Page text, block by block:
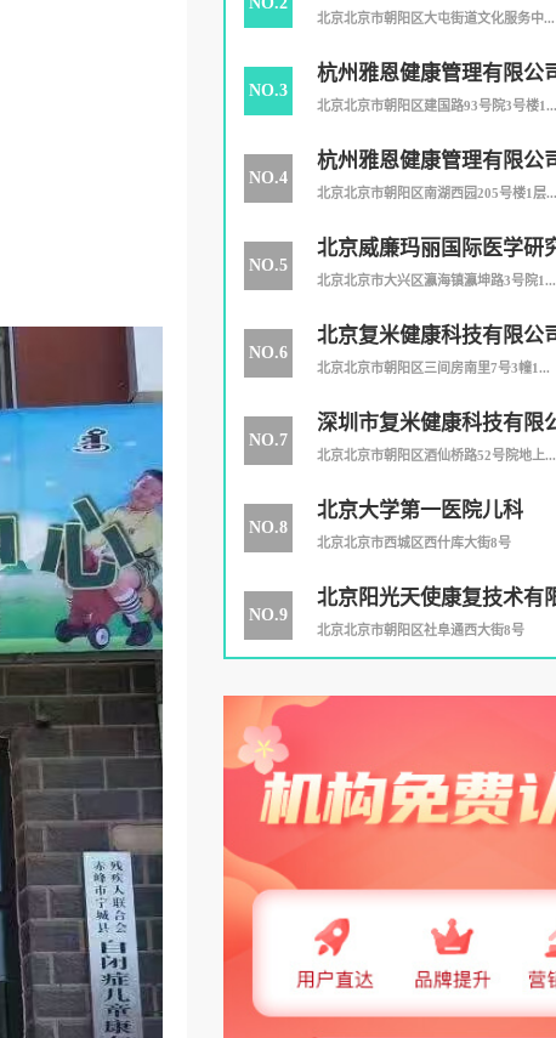
北京北京市朝阳区大屯街道文化服务中...
NO.3
杭州雅恩健康管理有限公
司
北京北京市朝阳区建国路93号院3号楼1...
NO.4
杭州雅恩健康管理有限公
分公司
北京北京市朝阳区南湖西园205号楼1层...
NO.5
北京威廉玛丽国际医学研
北京北京市大兴区瀛海镇瀛坤路3号院1...
NO.6
北京复米健康科技有限公
北京北京市朝阳区三间房南里7号3幢1...
NO.7
深圳市复米健康科技有限
公司
北京北京市朝阳区酒仙桥路52号院地上...
NO.8
北京大学第一医院儿科
北京北京市西城区西什库大街8号
NO.9
北京阳光天使康复技术有
北京北京市朝阳区社阜通西大街8号